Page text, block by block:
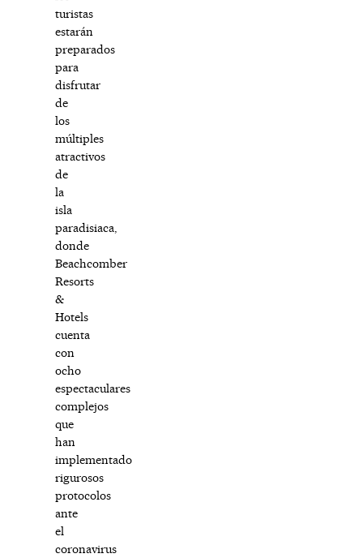
turistas
estarán
preparados
para
disfrutar
de
los
múltiples
atractivos
de
la
isla
paradisiaca,
donde
Beachcomber
Resorts
&
Hotels
cuenta
con
ocho
espectaculares
complejos
que
han
implementado
rigurosos
protocolos
ante
el
coronavirus